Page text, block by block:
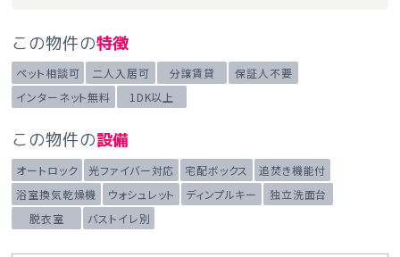
この物件の特徴
ペット相談可 二人入居可 分譲賃貸
保証人不要
インターネット無料
1DK以上
この物件の設備
オートロック 光ファイバー対応 宅配ボックス
追焚き機能付
浴室換気乾燥機
ウォシュレット ディンプルキー
独立洗面台
脱衣室
バストイレ別